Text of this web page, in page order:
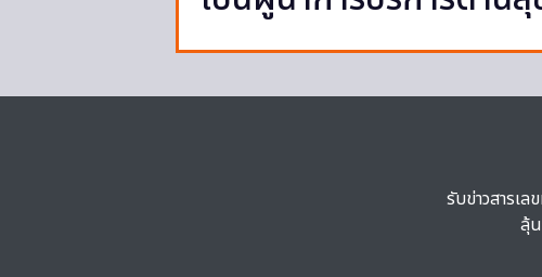
รับข่าวสารเ
ลุ้